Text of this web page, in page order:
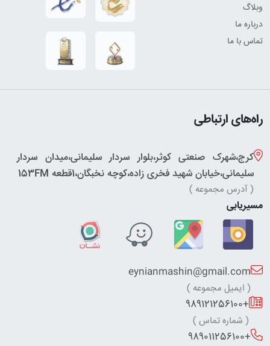
وبلاگ
درباره ما
تماس با ما
راه‌های ارتباطی
کرج،شهرک صنعتی کوثر،بلوار سردار سلیمانی،میدان سردار
سلیمانی،خیابان شهید فخری زاده،کوچه نخبگان،1قطعه 153FM
( آدرس مجموعه )
مسیریابی
eynianmashin@gmail.com
( ایمیل مجموعه )
+989121256100
( شماره تماس )
+989011256100